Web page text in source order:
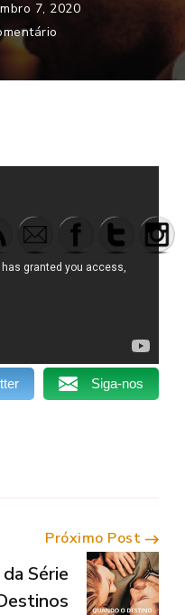
7, 2020
Trailer
Chance
Siga-nos
Próximo Post
Série